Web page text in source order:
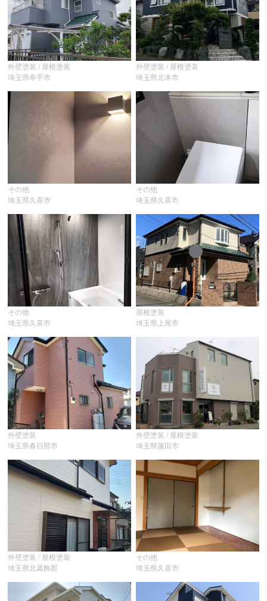
外壁塗装 / 屋根塗装
埼玉県幸手市
外壁塗装 / 屋根塗装
埼玉県北本市
その他
埼玉県久喜市
その他
埼玉県久喜市
その他
埼玉県久喜市
屋根塗装
埼玉県上尾市
外壁塗装
埼玉県春日部市
外壁塗装 / 屋根塗装
埼玉県蓮田市
外壁塗装 / 屋根塗装
埼玉県北葛飾郡
その他
埼玉県久喜市